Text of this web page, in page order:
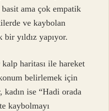
ama çok empatik
ve kaybolan
bir yıldız yapıyor.
haritası ile hareket
belirlemek için
kadın ise “Hadi orada
kaybolmayı